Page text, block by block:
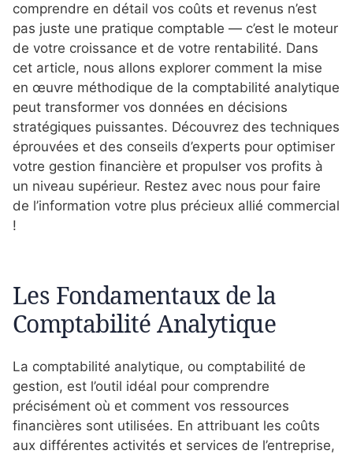
comprendre en détail vos coûts et revenus n’est
pas juste une pratique comptable — c’est le moteur
de votre croissance et de votre rentabilité. Dans
cet article, nous allons explorer comment la mise
en œuvre méthodique de la comptabilité analytique
peut transformer vos données en décisions
stratégiques puissantes. Découvrez des techniques
éprouvées et des conseils d’experts pour optimiser
votre gestion financière et propulser vos profits à
un niveau supérieur. Restez avec nous pour faire
de l’information votre plus précieux allié commercial
!
Les Fondamentaux de la
Comptabilité Analytique
La comptabilité analytique, ou comptabilité de
gestion, est l’outil idéal pour comprendre
précisément où et comment vos ressources
financières sont utilisées. En attribuant les coûts
aux différentes activités et services de l’entreprise,